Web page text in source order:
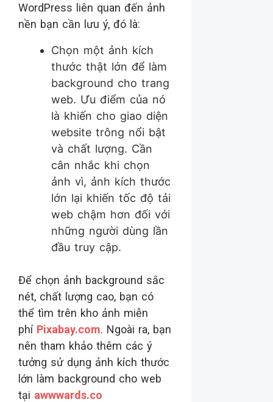
WordPress liên quan đến ảnh
nền bạn cần lưu ý, đó là:
Chọn một ảnh kích
thước thật lớn để làm
background cho trang
web. Ưu điểm của nó
là khiến cho giao diện
website trông nổi bật
và chất lượng. Cần
cân nhắc khi chọn
ảnh vì, ảnh kích thước
lớn lại khiến tốc độ tải
web chậm hơn đối với
những người dùng lần
đầu truy cập.
Để chọn ảnh background sắc
nét, chất lượng cao, bạn có
thể tìm trên kho ảnh miễn
phí Pixabay.com. Ngoài ra, bạn
nên tham khảo thêm các ý
tưởng sử dụng ảnh kích thước
lớn làm background cho web
tại awwwards.co